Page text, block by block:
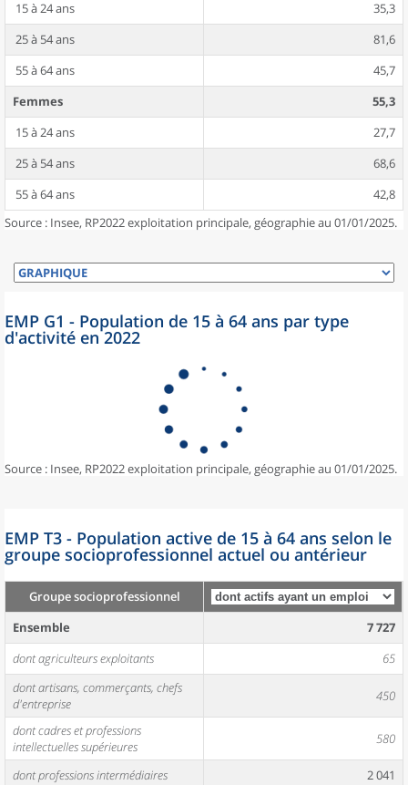
15 à 24 ans
35,3
25 à 54 ans
81,6
55 à 64 ans
45,7
Femmes
55,3
15 à 24 ans
27,7
25 à 54 ans
68,6
55 à 64 ans
42,8
Source : Insee, RP2022 exploitation principale, géographie au 01/01/2025.
EMP G1 - Population de 15 à 64 ans par type
d'activité en 2022
Source : Insee, RP2022 exploitation principale, géographie au 01/01/2025.
EMP T3 - Population active de 15 à 64 ans selon le
groupe socioprofessionnel actuel ou antérieur
Groupe socioprofessionnel
Ensemble
7 727
dont agriculteurs exploitants
65
dont artisans, commerçants, chefs
d'entreprise
450
dont cadres et professions
intellectuelles supérieures
580
dont professions intermédiaires 2 041